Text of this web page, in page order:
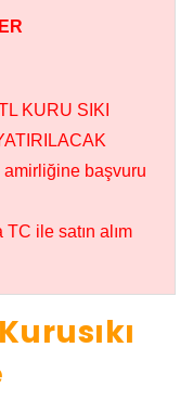
KURU SIKI
başvuru
ile satın alım